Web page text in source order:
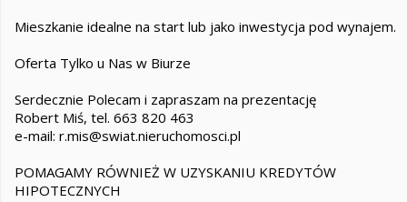
Mieszkanie idealne na start lub jako inwestycja pod wynajem.
Oferta Tylko u Nas w Biurze
Serdecznie Polecam i zapraszam na prezentację
Robert Miś, tel. 663 820 463
e-mail: r.mis@swiat.nieruchomosci.pl
POMAGAMY RÓWNIEŻ W UZYSKANIU KREDYTÓW
HIPOTECZNYCH